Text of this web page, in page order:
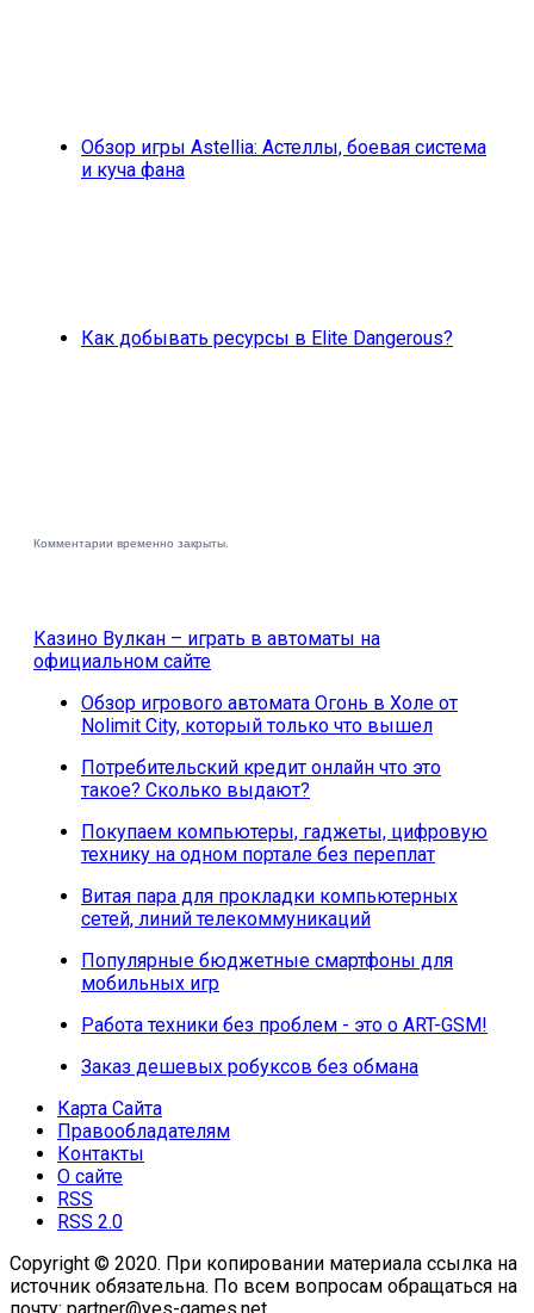
Обзор игры Astellia: Астеллы, боевая система
и куча фана
Как добывать ресурсы в Elite Dangerous?
Комментарии временно закрыты.
Казино Вулкан – играть в автоматы на
официальном сайте
Обзор игрового автомата Огонь в Холе от
Nolimit City, который только что вышел
Потребительский кредит онлайн что это
такое? Сколько выдают?
Покупаем компьютеры, гаджеты, цифровую
технику на одном портале без переплат
Витая пара для прокладки компьютерных
сетей, линий телекоммуникаций
Популярные бюджетные смартфоны для
мобильных игр
Работа техники без проблем - это о ART-GSM!
Заказ дешевых робуксов без обмана
Карта Сайта
Правообладателям
Контакты
О сайте
RSS
RSS 2.0
Copyright © 2020. При копировании материала ссылка на
источник обязательна. По всем вопросам обращаться на